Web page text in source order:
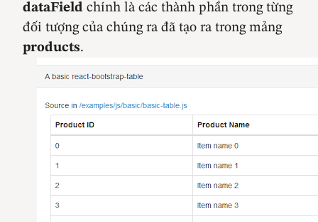
dataField chính là các thành phần trong từng
đối tượng của chúng ra đã tạo ra trong mảng
products.